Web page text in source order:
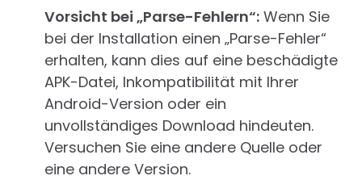
Vorsicht bei „Parse-Fehlern“: Wenn Sie
bei der Installation einen „Parse-Fehler“
erhalten, kann dies auf eine beschädigte
APK-Datei, Inkompatibilität mit Ihrer
Android-Version oder ein
unvollständiges Download hindeuten.
Versuchen Sie eine andere Quelle oder
eine andere Version.